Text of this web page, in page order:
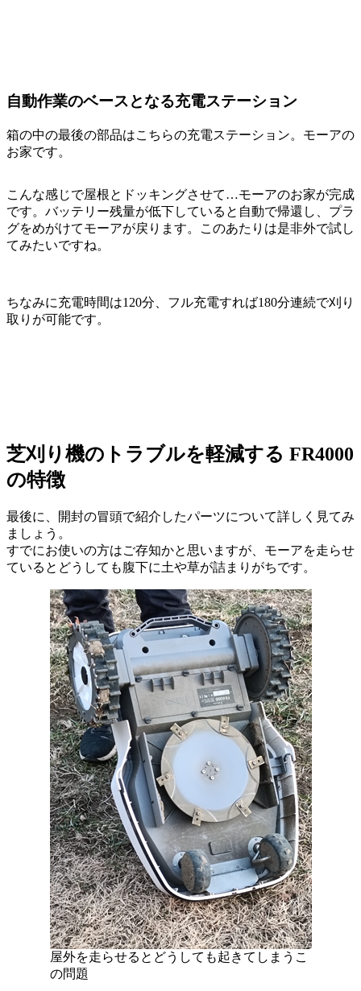
自動作業のベースとなる充電ステーション
箱の中の最後の部品はこちらの充電ステーション。モーアの
お家です。
こんな感じで屋根とドッキングさせて…モーアのお家が完成
です。バッテリー残量が低下していると自動で帰還し、プラ
グをめがけてモーアが戻ります。このあたりは是非外で試し
てみたいですね。
ちなみに充電時間は120分、フル充電すれば180分連続で刈り
取りが可能です。
芝刈り機のトラブルを軽減する FR4000
の特徴
最後に、開封の冒頭で紹介したパーツについて詳しく見てみ
ましょう。
すでにお使いの方はご存知かと思いますが、モーアを走らせ
ているとどうしても腹下に土や草が詰まりがちです。
屋外を走らせるとどうしても起きてしまうこ
の問題